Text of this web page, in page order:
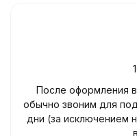
После оформления
обычно звоним для
дни (за исключением